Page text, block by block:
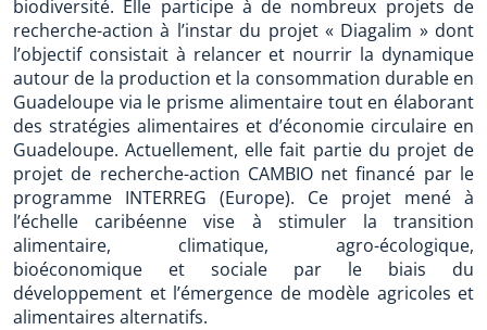
biodiversité. Elle participe à de nombreux projets de
recherche-action à l’instar du projet « Diagalim » dont
l’objectif consistait à relancer et nourrir la dynamique
autour de la production et la consommation durable en
Guadeloupe via le prisme alimentaire tout en élaborant
des stratégies alimentaires et d’économie circulaire en
Guadeloupe. Actuellement, elle fait partie du projet de
projet de recherche-action CAMBIO net financé par le
programme INTERREG (Europe). Ce projet mené à
l’échelle caribéenne vise à stimuler la transition
alimentaire, climatique, agro-écologique,
bioéconomique et sociale par le biais du
développement et l’émergence de modèle agricoles et
alimentaires alternatifs.